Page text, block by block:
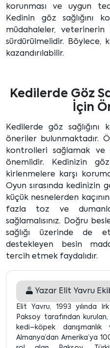
korunması ve uygun
Kedinin göz sağlığını
müdahaleler,
sürdürülmelidir. Böylece,
kazandırılabilir.
Kedilerde Göz
İçin
Kedilerde göz
öneriler bulunmaktadır.
kontrolleri sağlamak
önemlidir. Kedinizin
kirlenmelere karşı
Oyun sırasında kedinizin
küçük nesnelerden
fazla toz ve dumanla
sağlamalısınız. Doğru
sağlığı üzerinde de
destekleyen besin
tercih etmek faydalıdır.
Yazar Elit Yavru
Elit Yavru, 1993 yılında
Paksoy tarafından
kedi–köpek
Almanya’dan Amerika’ya